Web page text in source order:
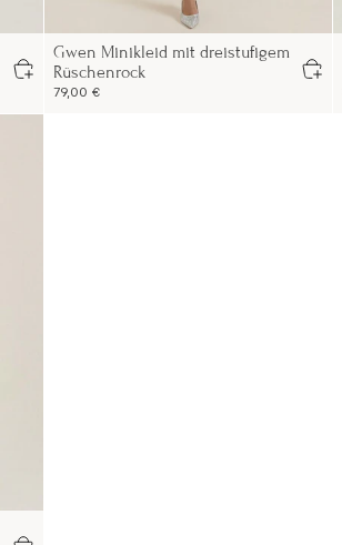
Gwen Minikleid mit dreistufigem
Rüschenrock
79,00 €